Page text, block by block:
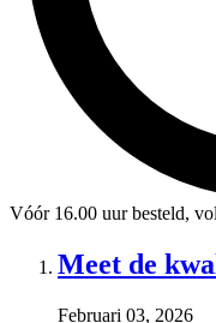
Vóór 16.00 uur besteld,
Meet de
Februari 03, 2026